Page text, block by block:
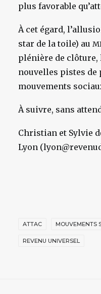
plus favorable
À cet égard,
star de la toile) au
plénière de clôture,
nouvelles pistes de
mouvements
À suivre, sans
Christian et Sylvie
Lyon
ATTAC MOUVEMENTS
REVENU UNIVERSEL